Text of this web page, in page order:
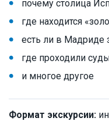
почему столица
где находится
есть ли в Мадриде
где проходили
и многое другое
Формат экскурсии: